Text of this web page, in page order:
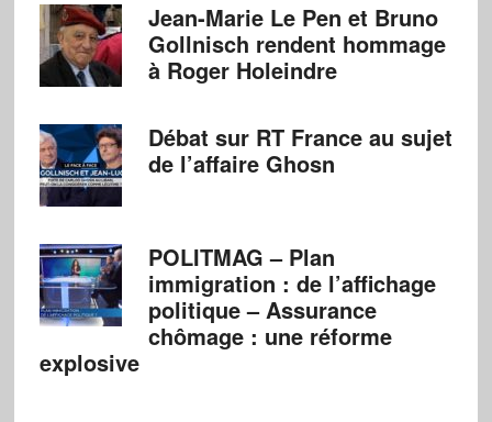
Jean-Marie Le Pen et Bruno
Gollnisch rendent hommage
à Roger Holeindre
Débat sur RT France au sujet
de l’affaire Ghosn
POLITMAG – Plan
immigration : de l’affichage
politique – Assurance
chômage : une réforme
explosive